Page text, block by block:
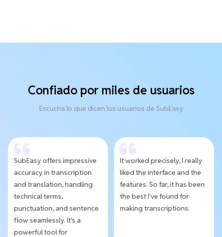
Confiado por miles de usuarios
Escucha lo que dicen los usuarios de SubEasy
SubEasy offers impressive
accuracy in transcription
and translation, handling
technical terms,
punctuation, and sentence
flow seamlessly. It's a
powerful tool for
It worked precisely, I really
liked the interface and the
features. So far, it has been
the best I've found for
making transcriptions.